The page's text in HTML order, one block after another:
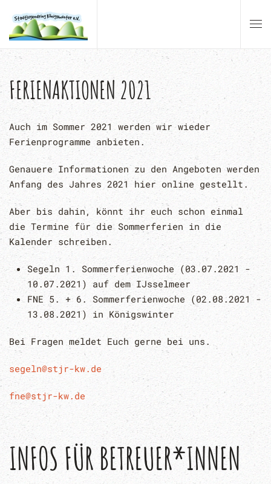
Zum Hauptinhalt springen
FERIENAKTIONEN 2021
Auch im Sommer 2021 werden wir wieder
Ferienprogramme anbieten.
Genauere Informationen zu den Angeboten werden
Anfang des Jahres 2021 hier online gestellt.
Aber bis dahin, könnt ihr euch schon einmal
die Termine für die Sommerferien in die
Kalender schreiben.
Segeln 1. Sommerferienwoche (03.07.2021 -
10.07.2021) auf dem IJsselmeer
FNE 5. + 6. Sommerferienwoche (02.08.2021 -
13.08.2021) in Königswinter
Bei Fragen meldet Euch gerne bei uns.
segeln@stjr-kw.de
fne@stjr-kw.de
INFOS FÜR BETREUER*INNEN